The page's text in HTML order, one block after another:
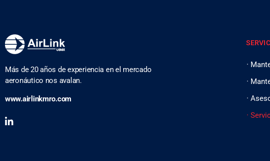
Más de 20 años de experiencia en el mercado
aeronáutico nos avalan.
www.airlinkmro.com
·
·
·
·